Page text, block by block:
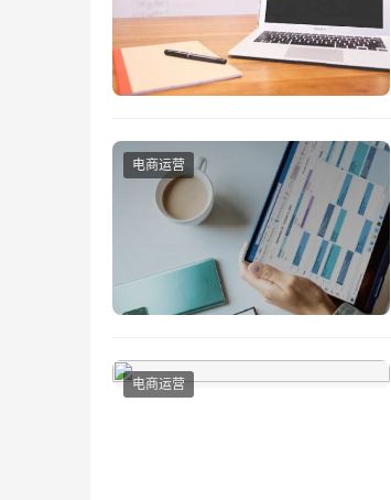
电商运营
电商运营